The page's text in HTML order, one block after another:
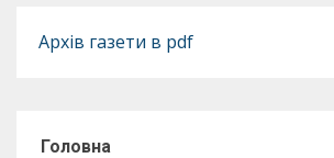
Архів газети в pdf
Головна